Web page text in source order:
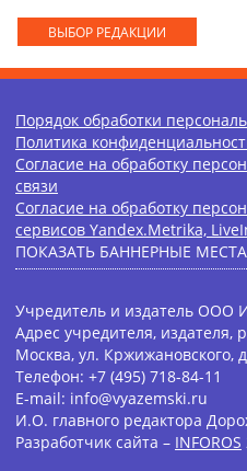
ВЫБОР РЕДАКЦИИ
Порядок обработки
Политика
Согласие на обработку
связи
Согласие на обработку
сервисов Yandex.Metrika,
ПОКАЗАТЬ БАННЕРНЫЕ МЕСТА
Учредитель и издатель ООО
Адрес учредителя, издателя,
Москва, ул. Кржижановского,
Телефон: +7 (495) 718-84-11
E-mail: info@vyazemski.ru
И.О. главного редактора
Разработчик сайта – INFOROS